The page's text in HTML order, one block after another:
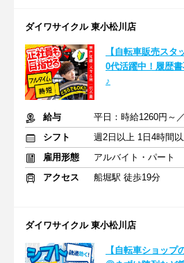
ダイワサイクル 東小松川店
【自転車販売ス
0代活躍中！履歴
♪
給与
シフト
雇用形態
アルバイト・パート
アクセス
船堀駅 徒歩19分
ダイワサイクル 東小松川店
【自転車ショッ